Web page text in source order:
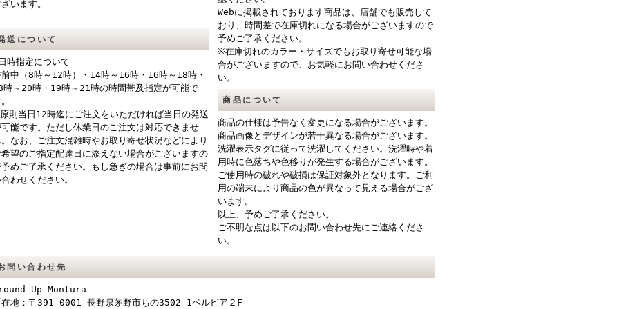
います。
送について
時指定について
中（8時～12時）・14時～16時・16時～18時・
時～20時・19時～21時の時間帯及指定が可能で
則当日12時迄にご注文をいただければ当日の発送
能です。ただし休業日のご注文は対応できませ
なお、ご注文混雑時やお取り寄せ状況などにより
望のご指定配達日に添えない場合がございますの
めご了承ください。もし急ぎの場合は事前にお問
わせください。
Webに掲載されております商品は、店舗でも販売して
おり、時間差で在庫切れになる場合がございますので
予めご了承ください。
※在庫切れのカラー・サイズでもお取り寄せ可能な場
合がございますので、お気軽にお問い合わせくださ
い。
商品について
商品の仕様は予告なく変更になる場合がございます。
商品画像とデザインが若干異なる場合がございます。
洗濯表示タグに従って洗濯してください。洗濯時や着
用時に色落ちや色移りが発生する場合がございます。
ご使用時の破れや破損は保証対象外となります。ご利
用の端末により商品の色が異なって見える場合がござ
います。
以上、予めご了承ください。
ご不明な点は以下のお問い合わせ先にご連絡くださ
い。
問い合わせ先
Up Montura
在地：〒391-0001 長野県茅野市ちの3502-1ベルビア２F